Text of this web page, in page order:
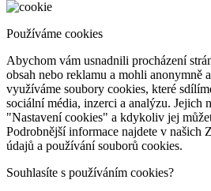
Používáme cookies
Abychom vám usnadnili procházení
obsah nebo reklamu a mohli anonymně
využíváme soubory cookies, které
sociální média, inzerci a analýzu. Jejich
"Nastavení cookies" a kdykoliv jej
Podrobnější informace najdete v našich
údajů a používání souborů cookies.
Souhlasíte s používáním cookies?